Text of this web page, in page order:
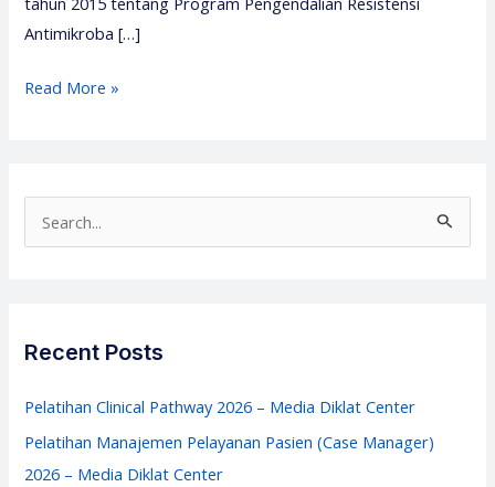
Antimikroba […]
Pelatihan
Antimikroba
2026
Center
Read More »
e
f
o
r
Recent Posts
Pelatihan Clinical Pathway 2026 – Media Diklat Center
Pelatihan Manajemen Pelayanan Pasien (Case Manager)
2026 – Media Diklat Center